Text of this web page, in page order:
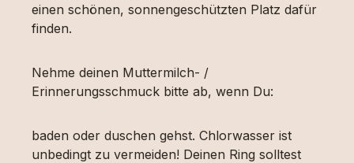
einen schönen, sonnengeschützten Platz dafür
finden.
Nehme deinen Muttermilch- /
Erinnerungsschmuck bitte ab, wenn Du:
baden oder duschen gehst. Chlorwasser ist
unbedingt zu vermeiden! Deinen Ring solltest